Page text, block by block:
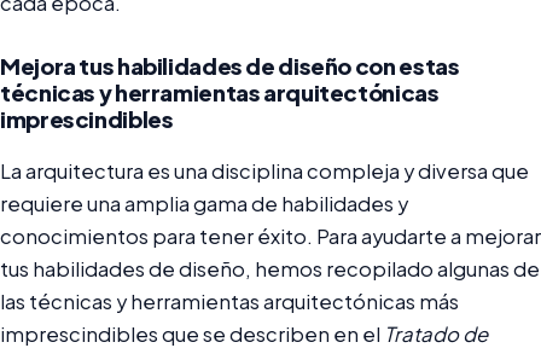
Mejora tus habilidades de diseño con estas
técnicas y herramientas arquitectónicas
imprescindibles
La arquitectura es una disciplina compleja y diversa que
requiere una amplia gama de habilidades y
conocimientos para tener éxito. Para ayudarte a mejorar
tus habilidades de diseño, hemos recopilado algunas de
las técnicas y herramientas arquitectónicas más
imprescindibles que se describen en el Tratado de